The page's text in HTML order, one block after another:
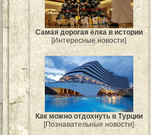
Самая дорогая ёлка в истории
[Интересные новости]
Как можно отдохнуть в Турции
[Познавательные новости]